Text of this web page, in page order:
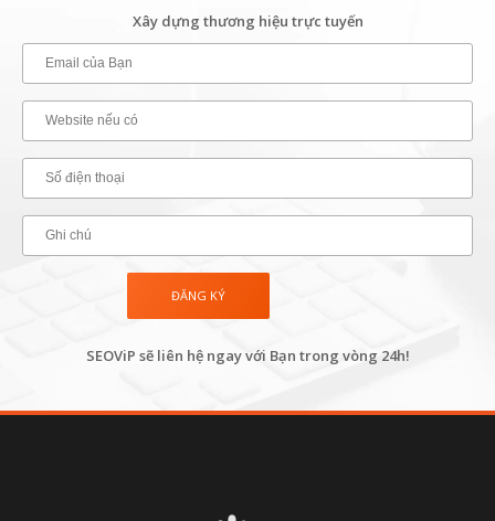
Xây dựng thương hiệu trực tuyến
SEOViP sẽ liên hệ ngay với Bạn trong vòng 24h!